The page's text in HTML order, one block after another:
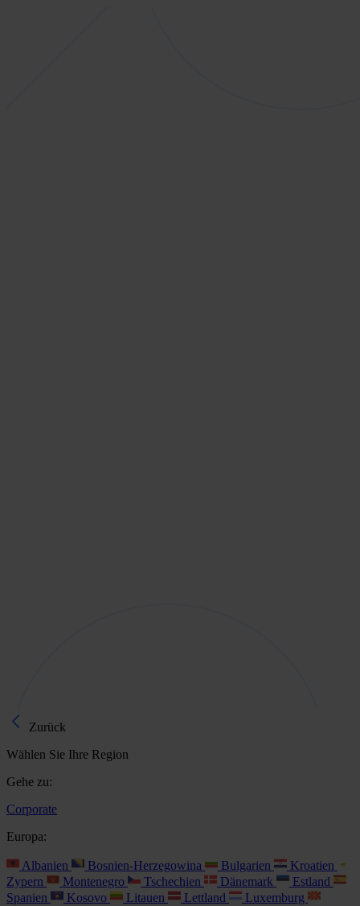
Zurück
Wählen Sie Ihre Region
Gehe zu:
Corporate
Europa:
Albanien Bosnien-Herzegowina Bulgarien
Kroatien
Zypern
Montenegro Tschechien Dänemark
Estland
Spanien
Kosovo Litauen Lettland
Luxemburg